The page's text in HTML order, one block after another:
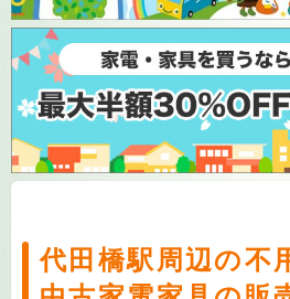
代田橋駅周辺の不